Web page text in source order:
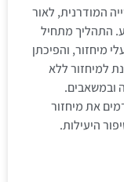
המודרנית, לאור
התהליך מתחיל
מיחזור, והפיכתן
למיחזור ללא
ובמשאבים.
את מיחזור
היעילות.